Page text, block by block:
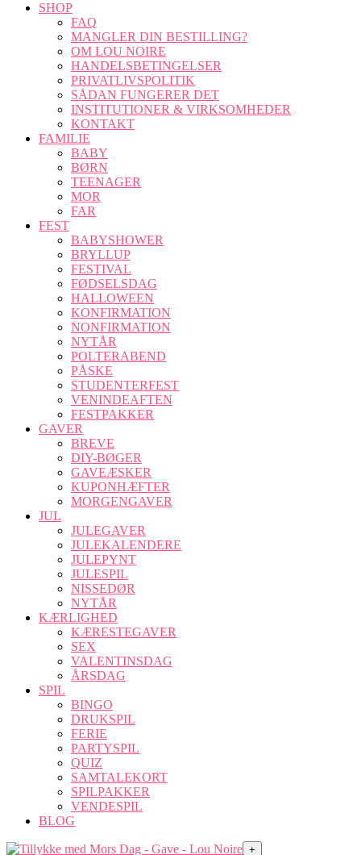
SHOP
FAQ
MANGLER DIN BESTILLING?
OM LOU NOIRE
HANDELSBETINGELSER
PRIVATLIVSPOLITIK
SÅDAN FUNGERER DET
INSTITUTIONER & VIRKSOMHEDER
KONTAKT
FAMILIE
BABY
BØRN
TEENAGER
MOR
FAR
FEST
BABYSHOWER
BRYLLUP
FESTIVAL
FØDSELSDAG
HALLOWEEN
KONFIRMATION
NONFIRMATION
NYTÅR
POLTERABEND
PÅSKE
STUDENTERFEST
VENINDEAFTEN
FESTPAKKER
GAVER
BREVE
DIY-BØGER
GAVEÆSKER
KUPONHÆFTER
MORGENGAVER
JUL
JULEGAVER
JULEKALENDERE
JULEPYNT
JULESPIL
NISSEDØR
NYTÅR
KÆRLIGHED
KÆRESTEGAVER
SEX
VALENTINSDAG
ÅRSDAG
SPIL
BINGO
DRUKSPIL
FERIE
PARTYSPIL
QUIZ
SAMTALEKORT
SPILPAKKER
VENDESPIL
BLOG
+